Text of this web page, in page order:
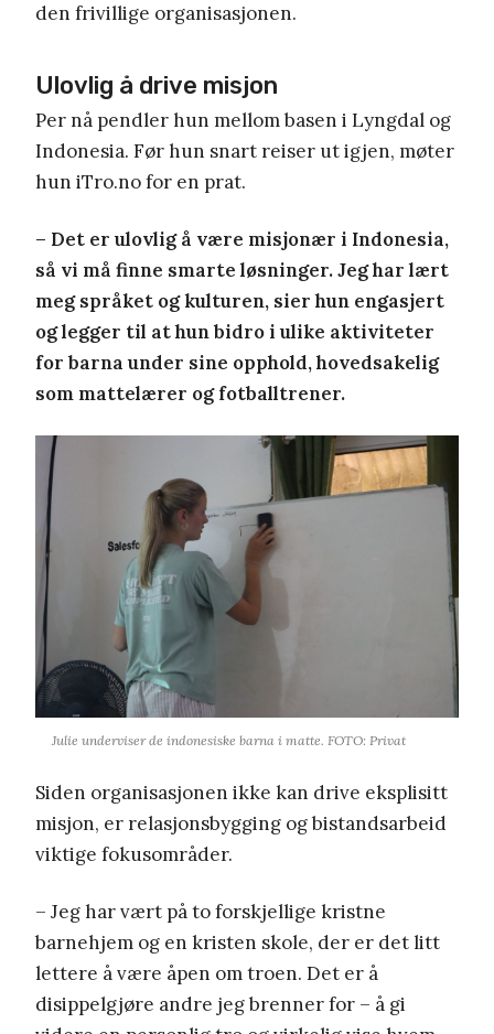
den frivillige organisasjonen.
Ulovlig å drive misjon
Per nå pendler hun mellom basen i Lyngdal og
Indonesia. Før hun snart reiser ut igjen, møter
hun iTro.no for en prat.
– Det er ulovlig å være misjonær i Indonesia,
så vi må finne smarte løsninger. Jeg har lært
meg språket og kulturen, sier hun engasjert
og legger til at hun bidro i ulike aktiviteter
for barna under sine opphold, hovedsakelig
som mattelærer og fotballtrener.
Julie underviser de indonesiske barna i matte. FOTO: Privat
Siden organisasjonen ikke kan drive eksplisitt
misjon, er relasjonsbygging og bistandsarbeid
viktige fokusområder.
– Jeg har vært på to forskjellige kristne
barnehjem og en kristen skole, der er det litt
lettere å være åpen om troen. Det er å
disippelgjøre andre jeg brenner for – å gi